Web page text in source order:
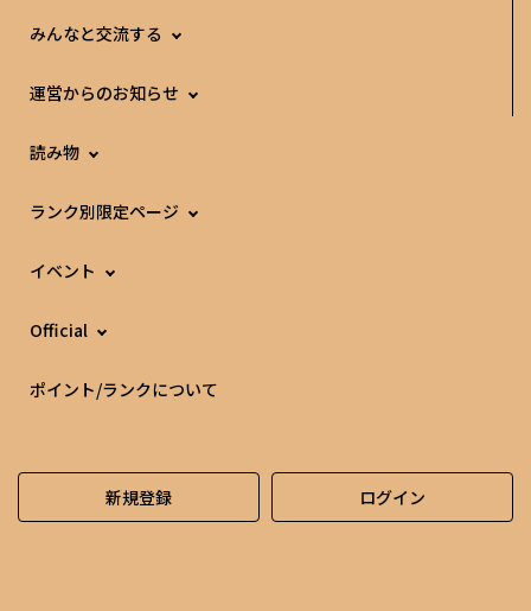
みんなと交流する
運営からのお知らせ
読み物
ランク別限定ページ
イベント
Official
ポイント/ランクについて
新規登録 ログイン